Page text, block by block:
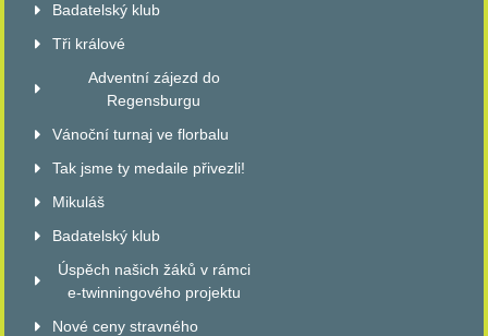
Badatelský klub
Tři králové
Adventní zájezd do
Regensburgu
Vánoční turnaj ve florbalu
Tak jsme ty medaile přivezli!
Mikuláš
Badatelský klub
Úspěch našich žáků v rámci
e-twinningového projektu
Nové ceny stravného